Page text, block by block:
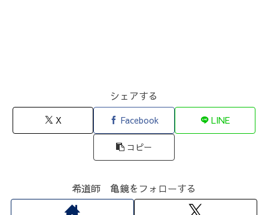
シェアする
X Facebook LINE
コピー
希道師 亀鏡をフォローする